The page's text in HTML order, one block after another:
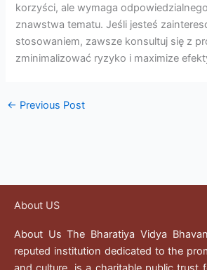
korzyści, ale wymaga
znawstwa tematu. Jeśli jesteś
stosowaniem, zawsze konsultuj się z
zminimalizować ryzyko i maximize
← Previous Post
About US
About Us The Bharatiya Vidya
reputed institution dedicated to the